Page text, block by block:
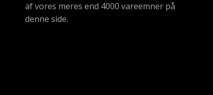
af vores meres end 4000 vareemner på
denne side.